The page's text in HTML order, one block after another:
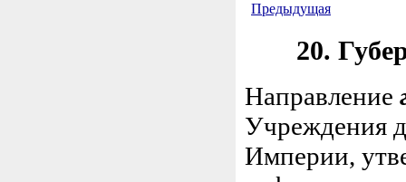
Предыдущая
20.
Направление
Учреждения
Империи,